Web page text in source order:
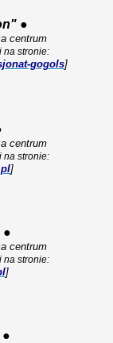
●
centrum
na stronie:
gogols]
centrum
na stronie:
]
●
centrum
na stronie:
]
●